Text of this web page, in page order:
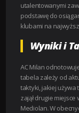
utalentowanymi
podstawę do
klubami na
Wyniki i
AC Milan
tabela zależy od
taktyki, jakiej używa
zajął drugie
Mediolan. W